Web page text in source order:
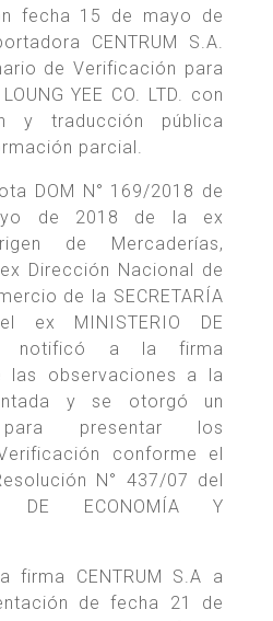
fecha 15 de mayo de
CENTRUM S.A.
de Verificación para
YEE CO. LTD. con
y traducción pública
parcial.
DOM N° 169/2018 de
de 2018 de la ex
de Mercaderías,
Dirección Nacional de
de la SECRETARÍA
ex MINISTERIO DE
se notificó a la firma
las observaciones a la
y se otorgó un
presentar los
conforme el
N° 437/07 del
DE ECONOMÍA Y
firma CENTRUM S.A a
de fecha 21 de